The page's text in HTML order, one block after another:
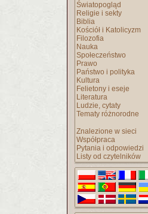
Światopogląd
Religie i sekty
Biblia
Kościół i Katolicyzm
Filozofia
Nauka
Społeczeństwo
Prawo
Państwo i polityka
Kultura
Felietony i eseje
Literatura
Ludzie, cytaty
Tematy różnorodne
Znalezione w sieci
Współpraca
Pytania i odpowiedzi
Listy od czytelników